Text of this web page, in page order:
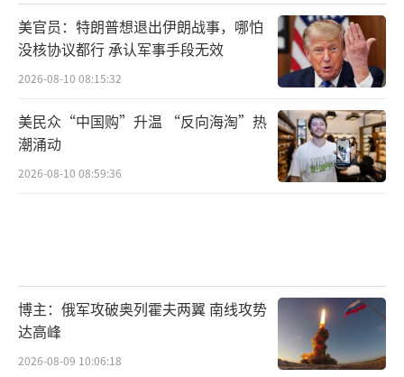
美官员：特朗普想退出伊朗战事，哪怕
没核协议都行 承认军事手段无效
2026-08-10 08:15:32
美民众“中国购”升温 “反向海淘”热
潮涌动
2026-08-10 08:59:36
博主：俄军攻破奥列霍夫两翼 南线攻势
达高峰
2026-08-09 10:06:18